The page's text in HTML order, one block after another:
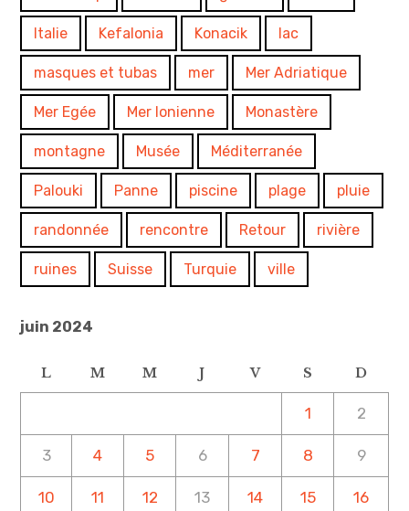
Italie Kefalonia Konacik lac
masques et tubas mer Mer Adriatique
Mer Egée Mer Ionienne Monastère
montagne Musée Méditerranée
Palouki Panne piscine plage pluie
randonnée rencontre Retour rivière
ruines Suisse Turquie ville
juin 2024
L M M J V S D
1 2
3 4 5 6 7 8 9
10 11 12 13 14 15 16